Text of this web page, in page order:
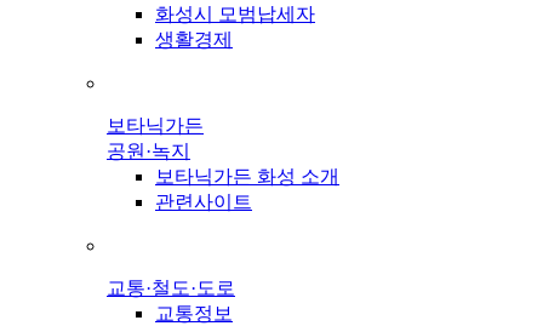
화성시 모범납세자
생활경제
보타닉가든
공원·녹지
보타닉가든 화성 소개
관련사이트
교통·철도·도로
교통정보